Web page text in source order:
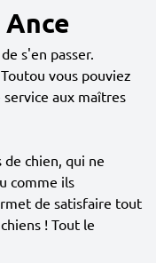
s'en passer.
vous pouviez
aux maîtres
de chien, qui ne
comme ils
de satisfaire tout
! Tout le